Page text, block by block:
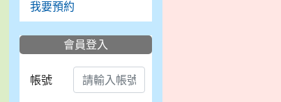
我要預約
會員登入
帳號